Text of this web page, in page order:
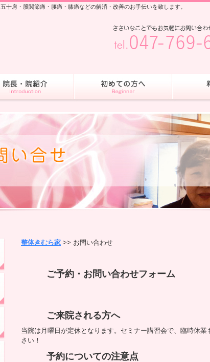
十肩・股関節痛・腰痛・膝痛などの解消・改善のお手伝いを致します。
整体きむら家 >> お問い合わせ
ご予約・お問い合わせフォーム
ご来院される方へ
当院は月曜日が定休となります。セミナー講習会で、臨時休
さい！
予約についての注意点